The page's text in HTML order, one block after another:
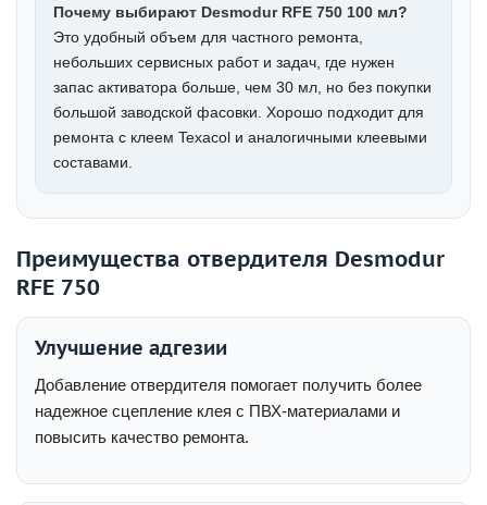
Почему выбирают Desmodur RFE 750 100 мл?
Это удобный объем для частного ремонта,
небольших сервисных работ и задач, где нужен
запас активатора больше, чем 30 мл, но без покупки
большой заводской фасовки. Хорошо подходит для
ремонта с клеем Texacol и аналогичными клеевыми
составами.
Преимущества отвердителя Desmodur
RFE 750
Улучшение адгезии
Добавление отвердителя помогает получить более
надежное сцепление клея с ПВХ-материалами и
повысить качество ремонта.